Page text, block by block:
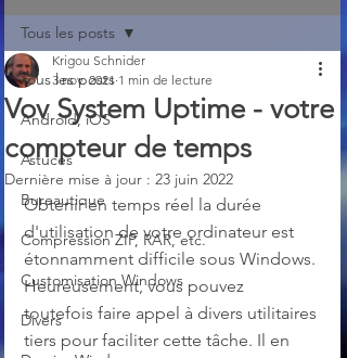
Tous les posts
Android, iOS
Astuces
Bureautique
Compression ZIP, RAR, etc.
Customisation Windows
Divers
Tous les posts
Vov System Uptime - votre
compteur de temps
Krigou Schnider
3 nov. 2021 1 min de lecture
Dernière mise à jour : 23 juin 2022
Obtenir en temps réel la durée
d'utilisation de votre ordinateur est
étonnamment difficile sous Windows.
Heureusement, vous pouvez
toutefois faire appel à divers utilitaires
tiers pour faciliter cette tâche. Il en